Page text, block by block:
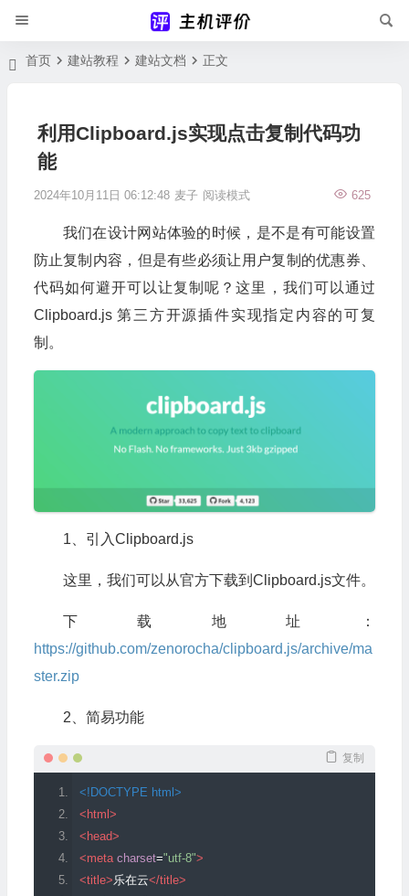
首页 建站教程 建站文档 正文
利用Clipboard.js实现点击复制代码功
能
2024年10月11日 06:12:48 麦子 625
阅读模式
我们在设计网站体验的时候，是不是有可能设置
防止复制内容，但是有些必须让用户复制的优惠券、
代码如何避开可以让复制呢？这里，我们可以通过
Clipboard.js 第三方开源插件实现指定内容的可复
制。
1、引入Clipboard.js
这里，我们可以从官方下载到Clipboard.js文件。
下载地址：
https://github.com/zenorocha/clipboard.js/archive/ma
ster.zip
2、简易功能
复制
<!DOCTYPE html>
<html>
<head>
<meta charset="utf-8">
<title> 乐在云</title>